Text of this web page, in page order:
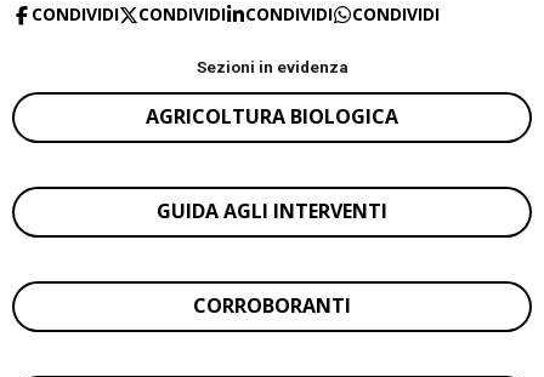
CONDIVIDI CONDIVIDI CONDIVIDI CONDIVIDI
Sezioni in evidenza
AGRICOLTURA BIOLOGICA
GUIDA AGLI INTERVENTI
CORROBORANTI